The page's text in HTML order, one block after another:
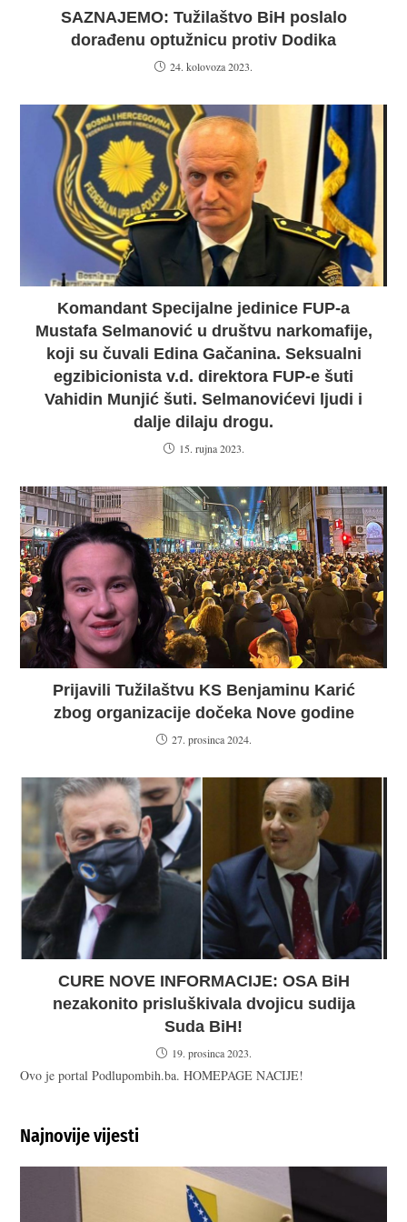
SAZNAJEMO: Tužilaštvo BiH poslalo
dorađenu optužnicu protiv Dodika
24. kolovoza 2023.
Komandant Specijalne jedinice FUP-a
Mustafa Selmanović u društvu narkomafije,
koji su čuvali Edina Gačanina. Seksualni
egzibicionista v.d. direktora FUP-e šuti
Vahidin Munjić šuti. Selmanovićevi ljudi i
dalje dilaju drogu.
15. rujna 2023.
Prijavili Tužilaštvu KS Benjaminu Karić
zbog organizacije dočeka Nove godine
27. prosinca 2024.
CURE NOVE INFORMACIJE: OSA BiH
nezakonito prisluškivala dvojicu sudija
Suda BiH!
19. prosinca 2023.
Ovo je portal Podlupombih.ba. HOMEPAGE NACIJE!
Najnovije vijesti